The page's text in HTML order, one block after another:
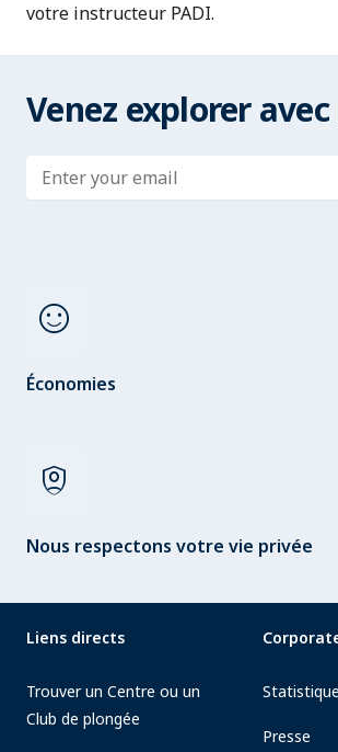
votre instructeur PADI.
Venez explorer
Enter address
sentiment_satisfied
Économies
shield_person
Nous respectons votre vie privée
Liens directs
Trouver un Centre ou un
Club de plongée
Presse